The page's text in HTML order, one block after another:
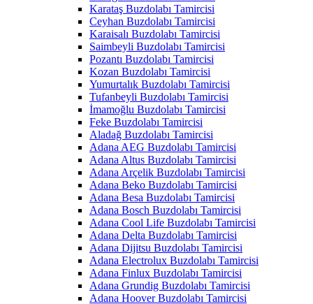
Karataş Buzdolabı Tamircisi
Ceyhan Buzdolabı Tamircisi
Karaisalı Buzdolabı Tamircisi
Saimbeyli Buzdolabı Tamircisi
Pozantı Buzdolabı Tamircisi
Kozan Buzdolabı Tamircisi
Yumurtalık Buzdolabı Tamircisi
Tufanbeyli Buzdolabı Tamircisi
İmamoğlu Buzdolabı Tamircisi
Feke Buzdolabı Tamircisi
Aladağ Buzdolabı Tamircisi
Adana AEG Buzdolabı Tamircisi
Adana Altus Buzdolabı Tamircisi
Adana Arçelik Buzdolabı Tamircisi
Adana Beko Buzdolabı Tamircisi
Adana Besa Buzdolabı Tamircisi
Adana Bosch Buzdolabı Tamircisi
Adana Cool Life Buzdolabı Tamircisi
Adana Delta Buzdolabı Tamircisi
Adana Dijitsu Buzdolabı Tamircisi
Adana Electrolux Buzdolabı Tamircisi
Adana Finlux Buzdolabı Tamircisi
Adana Grundig Buzdolabı Tamircisi
Adana Hoover Buzdolabı Tamircisi